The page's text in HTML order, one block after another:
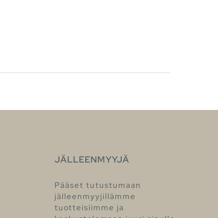
JÄLLEENMYYJÄ
Pääset tutustumaan
jälleenmyyjillämme
tuotteisiimme ja